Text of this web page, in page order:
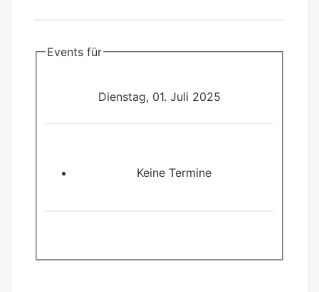
Events für
Dienstag, 01. Juli 2025
Keine Termine